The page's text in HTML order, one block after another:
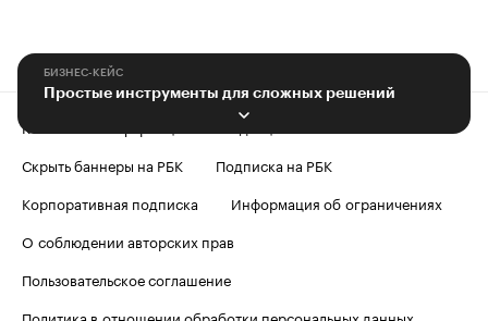
БИЗНЕС-КЕЙС
Простые инструменты для сложных решений
Контактная информация
Редакция
Скрыть баннеры на РБК
Подписка на РБК
Корпоративная подписка
Информация об ограничениях
О соблюдении авторских прав
Пользовательское соглашение
Политика в отношении обработки персональных данных